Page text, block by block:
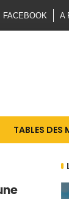
FACEBOOK A
TABLES DES